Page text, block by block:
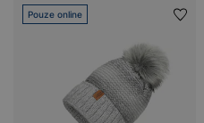
Pouze online